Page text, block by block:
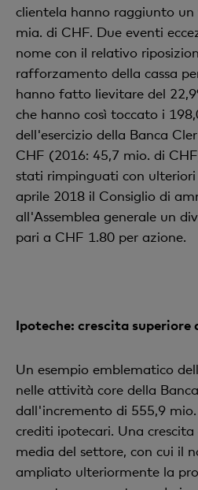
clientela hanno raggiunto
mia. di CHF. Due eventi
nome con il relativo
rafforzamento della cassa
hanno fatto lievitare del
che hanno così toccato i
dell'esercizio della Banca
CHF (2016: 45,7 mio. di
stati rimpinguati con
aprile 2018 il Consiglio di
all'Assemblea generale un
pari a CHF 1.80 per azione.
Ipoteche: crescita
Un esempio emblematico
nelle attività core della
dall'incremento di 555,9
crediti ipotecari. Una
media del settore, con cui il
ampliato ulteriormente la